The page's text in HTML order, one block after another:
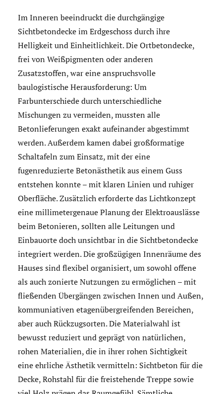
Im Inneren beeindruckt die durchgängige
Sichtbetondecke im Erdgeschoss durch ihre
Helligkeit und Einheitlichkeit. Die Ortbetondecke,
frei von Weißpigmenten oder anderen
Zusatzstoffen, war eine anspruchsvolle
baulogistische Herausforderung: Um
Farbunterschiede durch unterschiedliche
Mischungen zu vermeiden, mussten alle
Betonlieferungen exakt aufeinander abgestimmt
werden. Außerdem kamen dabei großformatige
Schaltafeln zum Einsatz, mit der eine
fugenreduzierte Betonästhetik aus einem Guss
entstehen konnte – mit klaren Linien und ruhiger
Oberfläche. Zusätzlich erforderte das Lichtkonzept
eine millimetergenaue Planung der Elektroauslässe
beim Betonieren, sollten alle Leitungen und
Einbauorte doch unsichtbar in die Sichtbetondecke
integriert werden. Die großzügigen Innenräume des
Hauses sind flexibel organisiert, um sowohl offene
als auch zonierte Nutzungen zu ermöglichen – mit
fließenden Übergängen zwischen Innen und Außen,
kommuniativen etagenübergreifenden Bereichen,
aber auch Rückzugsorten. Die Materialwahl ist
bewusst reduziert und geprägt von natürlichen,
rohen Materialien, die in ihrer rohen Sichtigkeit
eine ehrliche Ästhetik vermitteln: Sichtbeton für die
Decke, Rohstahl für die freistehende Treppe sowie